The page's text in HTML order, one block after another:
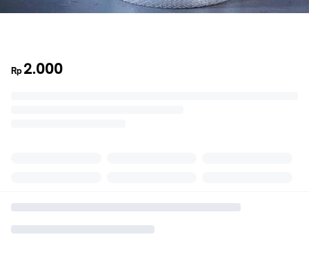
Rp 2.000